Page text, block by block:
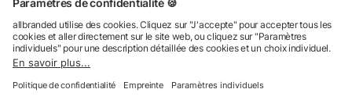
Nous commercialisons nos objets publicitaires et articles